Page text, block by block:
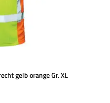
gelb orange Gr. XL